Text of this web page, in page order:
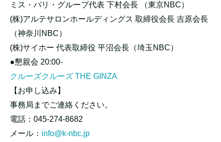
ミス・パリ・グループ代表 下村会長 （東京NBC）
(株)アルテサロンホールディングス 取締役会長 吉原会長
（神奈川NBC）
(株)サイホー 代表取締役 平沼会長（埼玉NBC）
●懇親会 20:00-
クルーズクルーズ THE GINZA
【お申し込み】
事務局までご連絡ください。
電話：045-274-8682
メール： info@k-nbc.jp